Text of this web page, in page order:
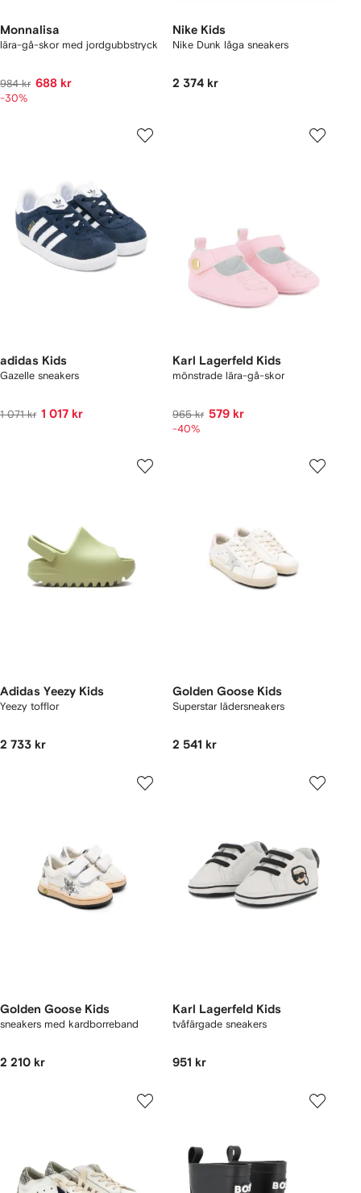
Monnalisa
lära-gå-skor med jordgubbstryck
984 kr 688 kr
-30%
Nike Kids
Nike Dunk låga sneakers
2 374 kr
adidas Kids
Gazelle sneakers
1 071 kr 1 017 kr
Karl Lagerfeld Kids
mönstrade lära-gå-skor
965 kr 579 kr
-40%
Adidas Yeezy Kids
Yeezy tofflor
2 733 kr
Golden Goose Kids
Superstar lädersneakers
2 541 kr
Golden Goose Kids
sneakers med kardborreband
2 210 kr
Karl Lagerfeld Kids
tvåfärgade sneakers
951 kr